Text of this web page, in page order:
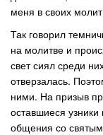
меня в своих
Так говорил
на молитве и
свет сиял среди
отверзалась.
ними. На призыв
оставшиеся
общения со